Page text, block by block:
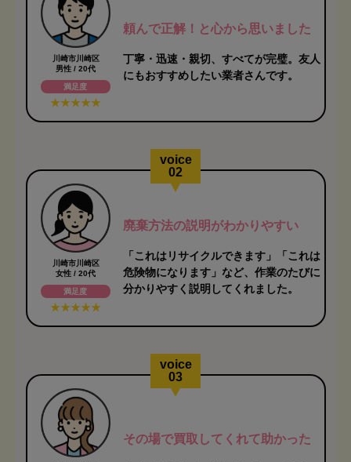
川崎市川崎区
男性 / 20代
満足度
頼んで正解！と心から思いました
丁寧・迅速・親切、すべてが完璧。友人
にもおすすめしたい業者さんです。
voice
02
川崎市川崎区
女性 / 20代
満足度
廃棄方法の説明がわかりやすい
「これはリサイクルできます」「これは
危険物になります」など、作業のたびに
分かりやすく説明してくれました。
voice
03
その場で買取してくれて助かった